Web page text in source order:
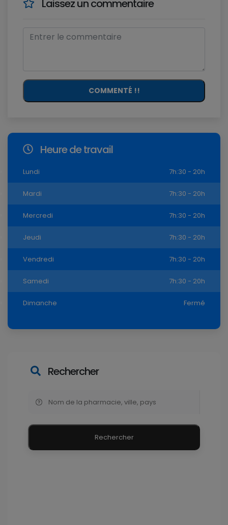
Laissez un commentaire
COMMENTÉ !!
Heure de travail
Lundi 7h:30 - 20h
Mardi 7h:30 - 20h
Mercredi 7h:30 - 20h
Jeudi 7h:30 - 20h
Vendredi 7h:30 - 20h
Samedi 7h:30 - 20h
Dimanche Fermé
Rechercher
Rechercher